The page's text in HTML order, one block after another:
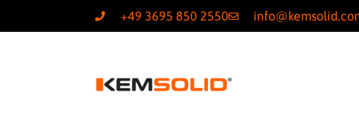
+49 3695 850 2550